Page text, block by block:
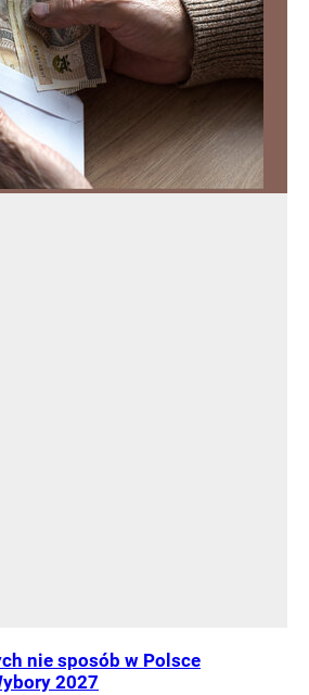
nie sposób w Polsce
2027